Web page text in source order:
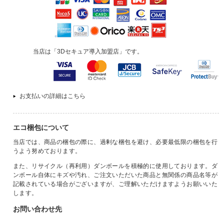
当店は「3Dセキュア導入加盟店」です。
お支払いの詳細はこちら
エコ梱包について
当店では、商品の梱包の際に、過剰な梱包を避け、必要最低限の梱包を行
うよう努めております。
また、リサイクル（再利用）ダンボールを積極的に使用しております。ダ
ンボール自体にキズや汚れ、ご注文いただいた商品と無関係の商品名等が
記載されている場合がございますが、ご理解いただけますようお願いいた
します。
お問い合わせ先